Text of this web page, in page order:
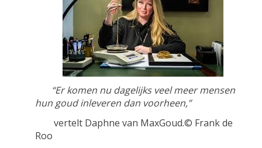
“Er komen nu dagelijks veel meer mensen
hun goud inleveren dan voorheen,”
vertelt Daphne van MaxGoud.© Frank de
Roo